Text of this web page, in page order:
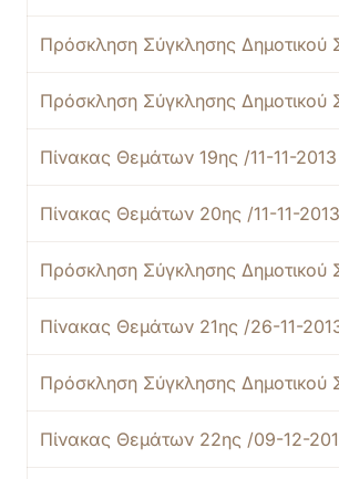
Πρόσκληση Σύγκλησης Δημοτικού
Πρόσκληση Σύγκλησης Δημοτικού
Πίνακας Θεμάτων 19ης /11-11-
Πίνακας Θεμάτων 20ης /11-11-
Πρόσκληση Σύγκλησης Δημοτικού
Πίνακας Θεμάτων 21ης /26-11-
Πρόσκληση Σύγκλησης Δημοτικού
Πίνακας Θεμάτων 22ης /09-12-